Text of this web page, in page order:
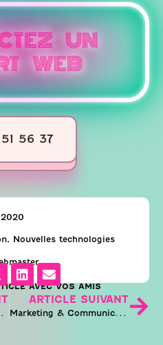
UN
WEB
56 37
2020
, Nouvelles technologies
AVEC VOS AMIS
web
ARTICLE SUIVANT
Marketing & Communication : l’émergence des métiers du futur